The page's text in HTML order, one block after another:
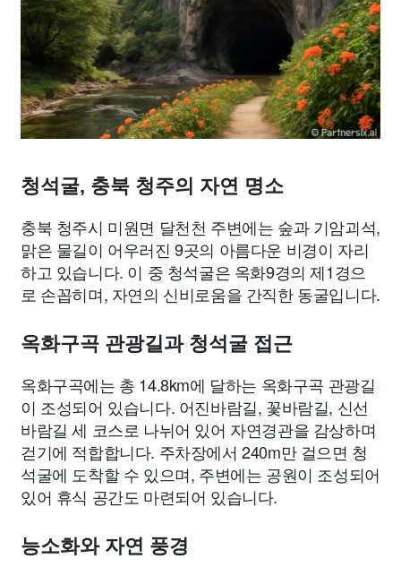
청석굴, 충북 청주의 자연 명소
충북 청주시 미원면 달천천 주변에는 숲과 기암괴석,
맑은 물길이 어우러진 9곳의 아름다운 비경이 자리
하고 있습니다. 이 중 청석굴은 옥화9경의 제1경으
로 손꼽히며, 자연의 신비로움을 간직한 동굴입니다.
옥화구곡 관광길과 청석굴 접근
옥화구곡에는 총 14.8km에 달하는 옥화구곡 관광길
이 조성되어 있습니다. 어진바람길, 꽃바람길, 신선
바람길 세 코스로 나뉘어 있어 자연경관을 감상하며
걷기에 적합합니다. 주차장에서 240m만 걸으면 청
석굴에 도착할 수 있으며, 주변에는 공원이 조성되어
있어 휴식 공간도 마련되어 있습니다.
능소화와 자연 풍경